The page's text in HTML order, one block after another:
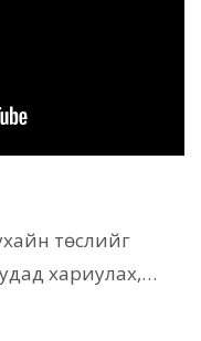
төслийг
хариулах,…